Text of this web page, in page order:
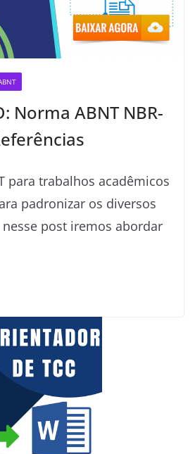
Norma ABNT NBR-
para trabalhos acadêmicos
padronizar os diversos
post iremos abordar